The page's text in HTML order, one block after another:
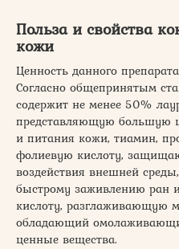
Польза и свойства
кожи
Ценность данного
Согласно общепринятым
содержит не менее 50%
представляющую большую
и питания кожи, тиамин,
фолиевую кислоту,
воздействия внешней
быстрому заживлению ран
кислоту, разглаживающую
обладающий
ценные вещества.